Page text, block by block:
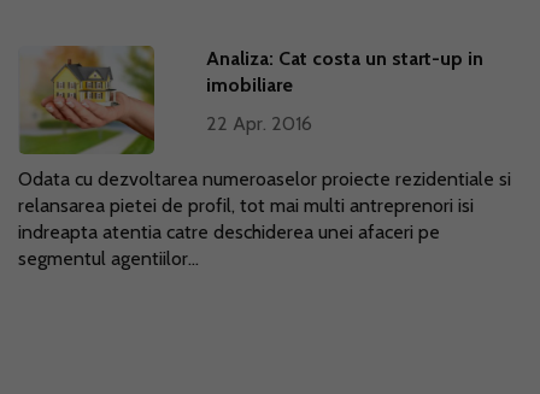
Analiza: Cat costa un start-up in
imobiliare
22 Apr. 2016
Odata cu dezvoltarea numeroaselor proiecte rezidentiale si
relansarea pietei de profil, tot mai multi antreprenori isi
indreapta atentia catre deschiderea unei afaceri pe
segmentul agentiilor...